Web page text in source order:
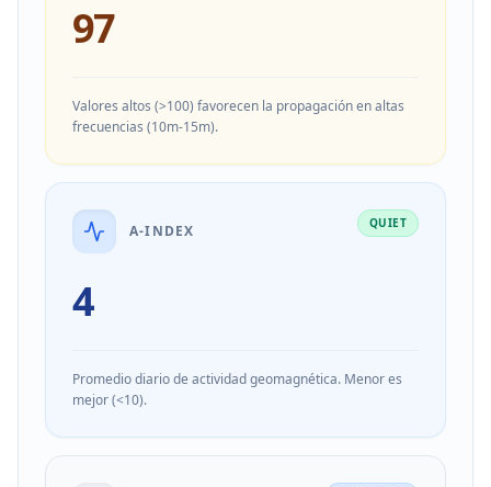
97
Valores altos (>100) favorecen la propagación en altas
frecuencias (10m-15m).
A-INDEX QUIET
4
Promedio diario de actividad geomagnética. Menor es
mejor (<10).